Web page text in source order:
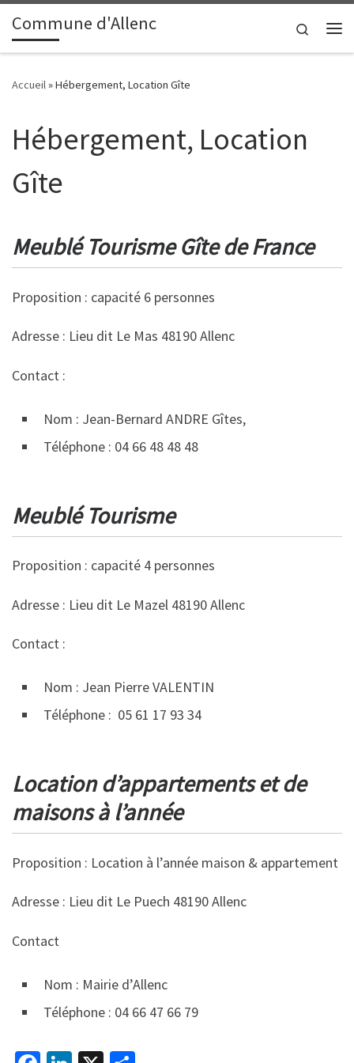
principalPasser au contenu
Commune d'Allenc
Search
Accueil»Hébergement, Location Gîte
Hébergement, Location
Gîte
Meublé Tourisme Gîte de France
Proposition : capacité 6 personnes
Adresse : Lieu dit Le Mas 48190 Allenc
Contact :
Nom : Jean-Bernard ANDRE Gîtes,
Téléphone : 04 66 48 48 48
Meublé Tourisme
Proposition : capacité 4 personnes
Adresse : Lieu dit Le Mazel 48190 Allenc
Contact :
Nom : Jean Pierre VALENTIN
Téléphone : 05 61 17 93 34
Location d’appartements et de
maisons à l’année
Proposition : Location à l’année maison & appartement
Adresse : Lieu dit Le Puech 48190 Allenc
Contact
Nom : Mairie d’Allenc
Téléphone : 04 66 47 66 79